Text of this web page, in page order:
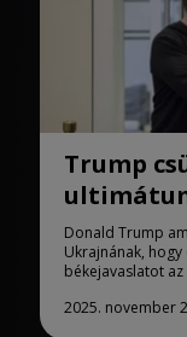
Trump
Donald Trump
Ukrajnának,
békejavaslatot
2025. november